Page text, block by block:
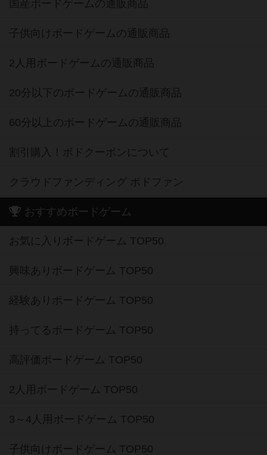
国産ボードゲームの通販商品
子供向けボードゲームの通販商品
2人用ボードゲームの通販商品
20分以下のボードゲームの通販商品
60分以上のボードゲームの通販商品
割引購入！ボドクーポンについて
クラウドファンディング ボドファン
おすすめボードゲーム
お気に入りボードゲーム TOP50
興味ありボードゲーム TOP50
経験ありボードゲーム TOP50
持ってるボードゲーム TOP50
高評価ボードゲーム TOP50
2人用ボードゲーム TOP50
3～4人用ボードゲーム TOP50
子供向けボードゲーム TOP50